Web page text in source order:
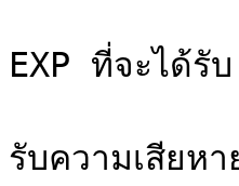
EXP ที่จะได้
รับความเสีย